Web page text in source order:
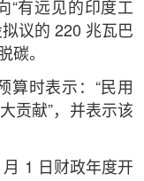
“有远见的印度工
议的 220 兆瓦巴
碳。
算时表示：“民用
贡献”，并表示该
1 日财政年度开